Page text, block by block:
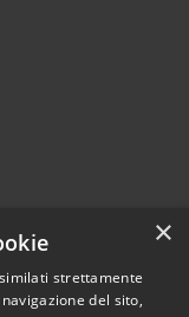
×
strettamente
del sito,